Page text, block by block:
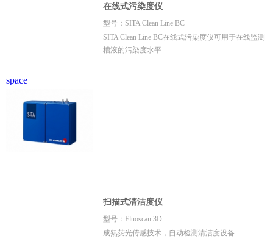
space
在线式污染度仪
型号：SITA Clean Line BC
SITA Clean Line BC在线式污染度仪可用于在线监测
槽液的污染度水平
扫描式清洁度仪
型号：Fluoscan 3D
成熟荧光传感技术，自动检测清洁度设备